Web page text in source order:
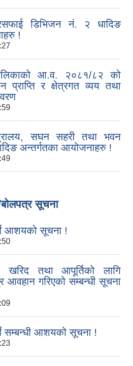
डिभिजन नं. २ धादिङ
!
आ.व. २०८१/८२ को
प्राप्ति र क्षेत्रगत व्यय तथा
सघन सहरी तथा भवन
अन्तर्गतका आयोजनाहरु !
सूचना
आशयको सूचना !
तथा आपूर्तिको लागि
आवहान गरिएको सम्बन्धी सूचना
सम्बन्धी आशयको सूचना !